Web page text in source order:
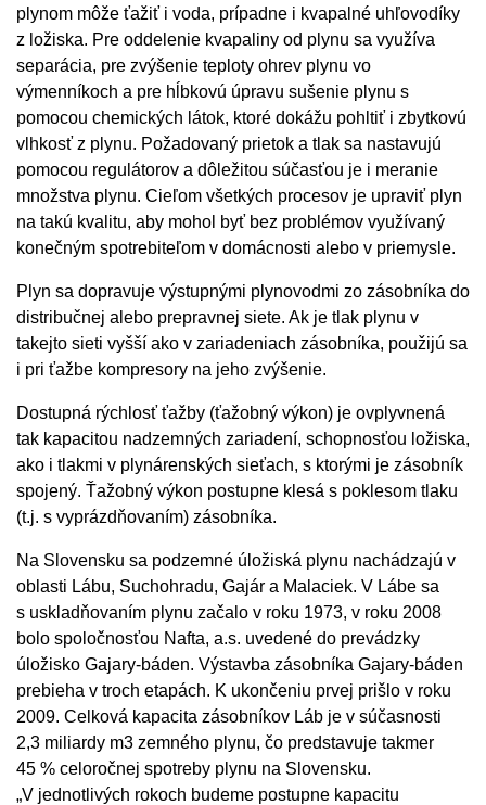
plynom môže ťažiť i voda, prípadne i kvapalné uhľovodíky
z ložiska. Pre oddelenie kvapaliny od plynu sa využíva
separácia, pre zvýšenie teploty ohrev plynu vo
výmenníkoch a pre hĺbkovú úpravu sušenie plynu s
pomocou chemických látok, ktoré dokážu pohltiť i zbytkovú
vlhkosť z plynu. Požadovaný prietok a tlak sa nastavujú
pomocou regulátorov a dôležitou súčasťou je i meranie
množstva plynu. Cieľom všetkých procesov je upraviť plyn
na takú kvalitu, aby mohol byť bez problémov využívaný
konečným spotrebiteľom v domácnosti alebo v priemysle.
Plyn sa dopravuje výstupnými plynovodmi zo zásobníka do
distribučnej alebo prepravnej siete. Ak je tlak plynu v
takejto sieti vyšší ako v zariadeniach zásobníka, použijú sa
i pri ťažbe kompresory na jeho zvýšenie.
Dostupná rýchlosť ťažby (ťažobný výkon) je ovplyvnená
tak kapacitou nadzemných zariadení, schopnosťou ložiska,
ako i tlakmi v plynárenských sieťach, s ktorými je zásobník
spojený. Ťažobný výkon postupne klesá s poklesom tlaku
(t.j. s vyprázdňovaním) zásobníka.
Na Slovensku sa podzemné úložiská plynu nachádzajú v
oblasti Lábu, Suchohradu, Gajár a Malaciek. V Lábe sa
s uskladňovaním plynu začalo v roku 1973, v roku 2008
bolo spoločnosťou Nafta, a.s. uvedené do prevádzky
úložisko Gajary-báden. Výstavba zásobníka Gajary-báden
prebieha v troch etapách. K ukončeniu prvej prišlo v roku
2009. Celková kapacita zásobníkov Láb je v súčasnosti
2,3 miliardy m3 zemného plynu, čo predstavuje takmer
45 % celoročnej spotreby plynu na Slovensku.
„V jednotlivých rokoch budeme postupne kapacitu